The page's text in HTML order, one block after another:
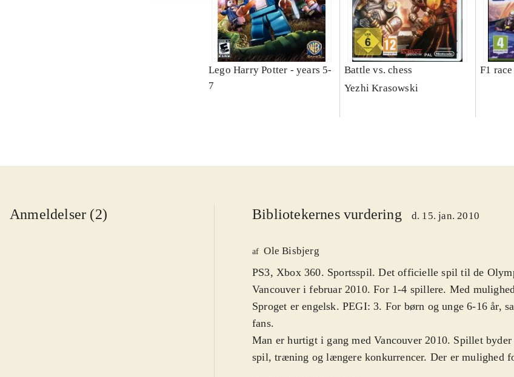
Lego Harry Potter - years 5-
7
Battle vs. chess
Yezhi Krasowski
F1
Anmeldelser (2) Bibliotekernes vurdering d. 15. jan. 2010
af Ole Bisbjerg
PS3, Xbox 360. Sportsspil. Det officielle spil til de
Vancouver i februar 2010. For 1-4 spillere. Med
Sproget er engelsk. PEGI: 3. For børn og unge 6-16 år,
fans.
Man er hurtigt i gang med Vancouver 2010. Spillet byder
spil, træning og længere konkurrencer. Der er mulighed